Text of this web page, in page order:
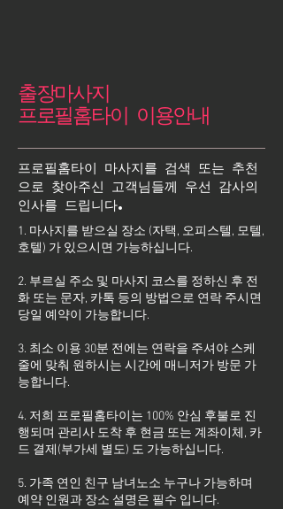
출장마사지
프로필홈타이 이용안내
프로필홈타이 마사지를 검색 또는 추천
으로 찾아주신 고객님들께 우선 감사의
인사를 드립니다.
1. 마사지를 받으실 장소 (자택, 오피스텔, 모텔,
호텔) 가 있으시면 가능하십니다.
2. 부르실 주소 및 마사지 코스를 정하신 후 전
화 또는 문자, 카톡 등의 방법으로 연락 주시면
당일 예약이 가능합니다.
3. 최소 이용 30분 전에는 연락을 주셔야 스케
줄에 맞춰 원하시는 시간에 매니저가 방문 가
능합니다.
4. 저희 프로필홈타이는 100% 안심 후불로 진
행되며 관리사 도착 후 현금 또는 계좌이체, 카
드 결제(부가세 별도) 도 가능하십니다.
5. 가족 연인 친구 남녀노소 누구나 가능하며
예약 인원과 장소 설명은 필수 입니다.